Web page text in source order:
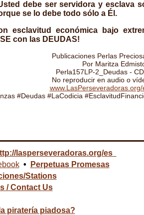
debe ser servidora y esclava
se lo debe todo sólo a Él.
esclavitud económica bajo
con las DEUDAS!
Publicaciones Perlas
Por Maritza
Perla157LP-2_Deudas -
No reproducir en audio o
www.LasPerseveradoras.org/
#Deudas #LaCodicia
lasperseveradoras.org/es
•
Perpetuas Promesas
Stations
/ Contact Us
piratería piadosa?